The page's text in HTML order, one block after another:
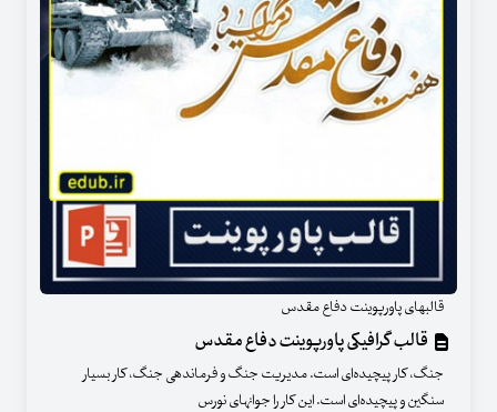
قالبهای پاورپوینت دفاع مقدس
قالب گرافیکی پاورپوینت دفاع مقدس
جنگ، کار پیچیده‌‌‌‌‌‌‌‌‌‌‌‌ای است. مدیریت جنگ و فرماندهی جنگ، کار بسیار
سنگین و پیچیده‌‌‌‌‌‌‌‌‌‌‌‌ای است. این کار را جوانهای نورس